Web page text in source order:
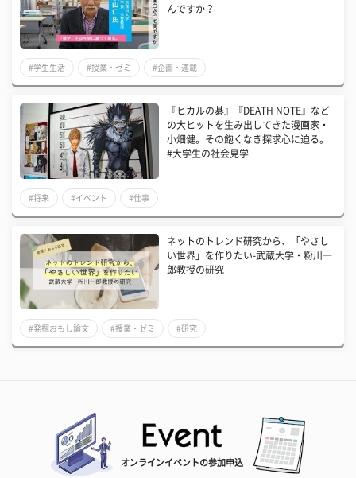
んですか？
#学生生活 #授業・ゼミ #企画・連載
『ヒカルの碁』『DEATH NOTE』など
の大ヒットを生み出してきた漫画家・
小畑健。その飽くなき探求心に迫る。
#大学生の社会見学
#将来 #イベント #仕事
ネットのトレンド研究から、「やさし
い世界」を作りたい-武蔵大学・粉川一
郎教授の研究
#発掘おもし論文 #授業・ゼミ #研究
オンラインイベントの参加申込